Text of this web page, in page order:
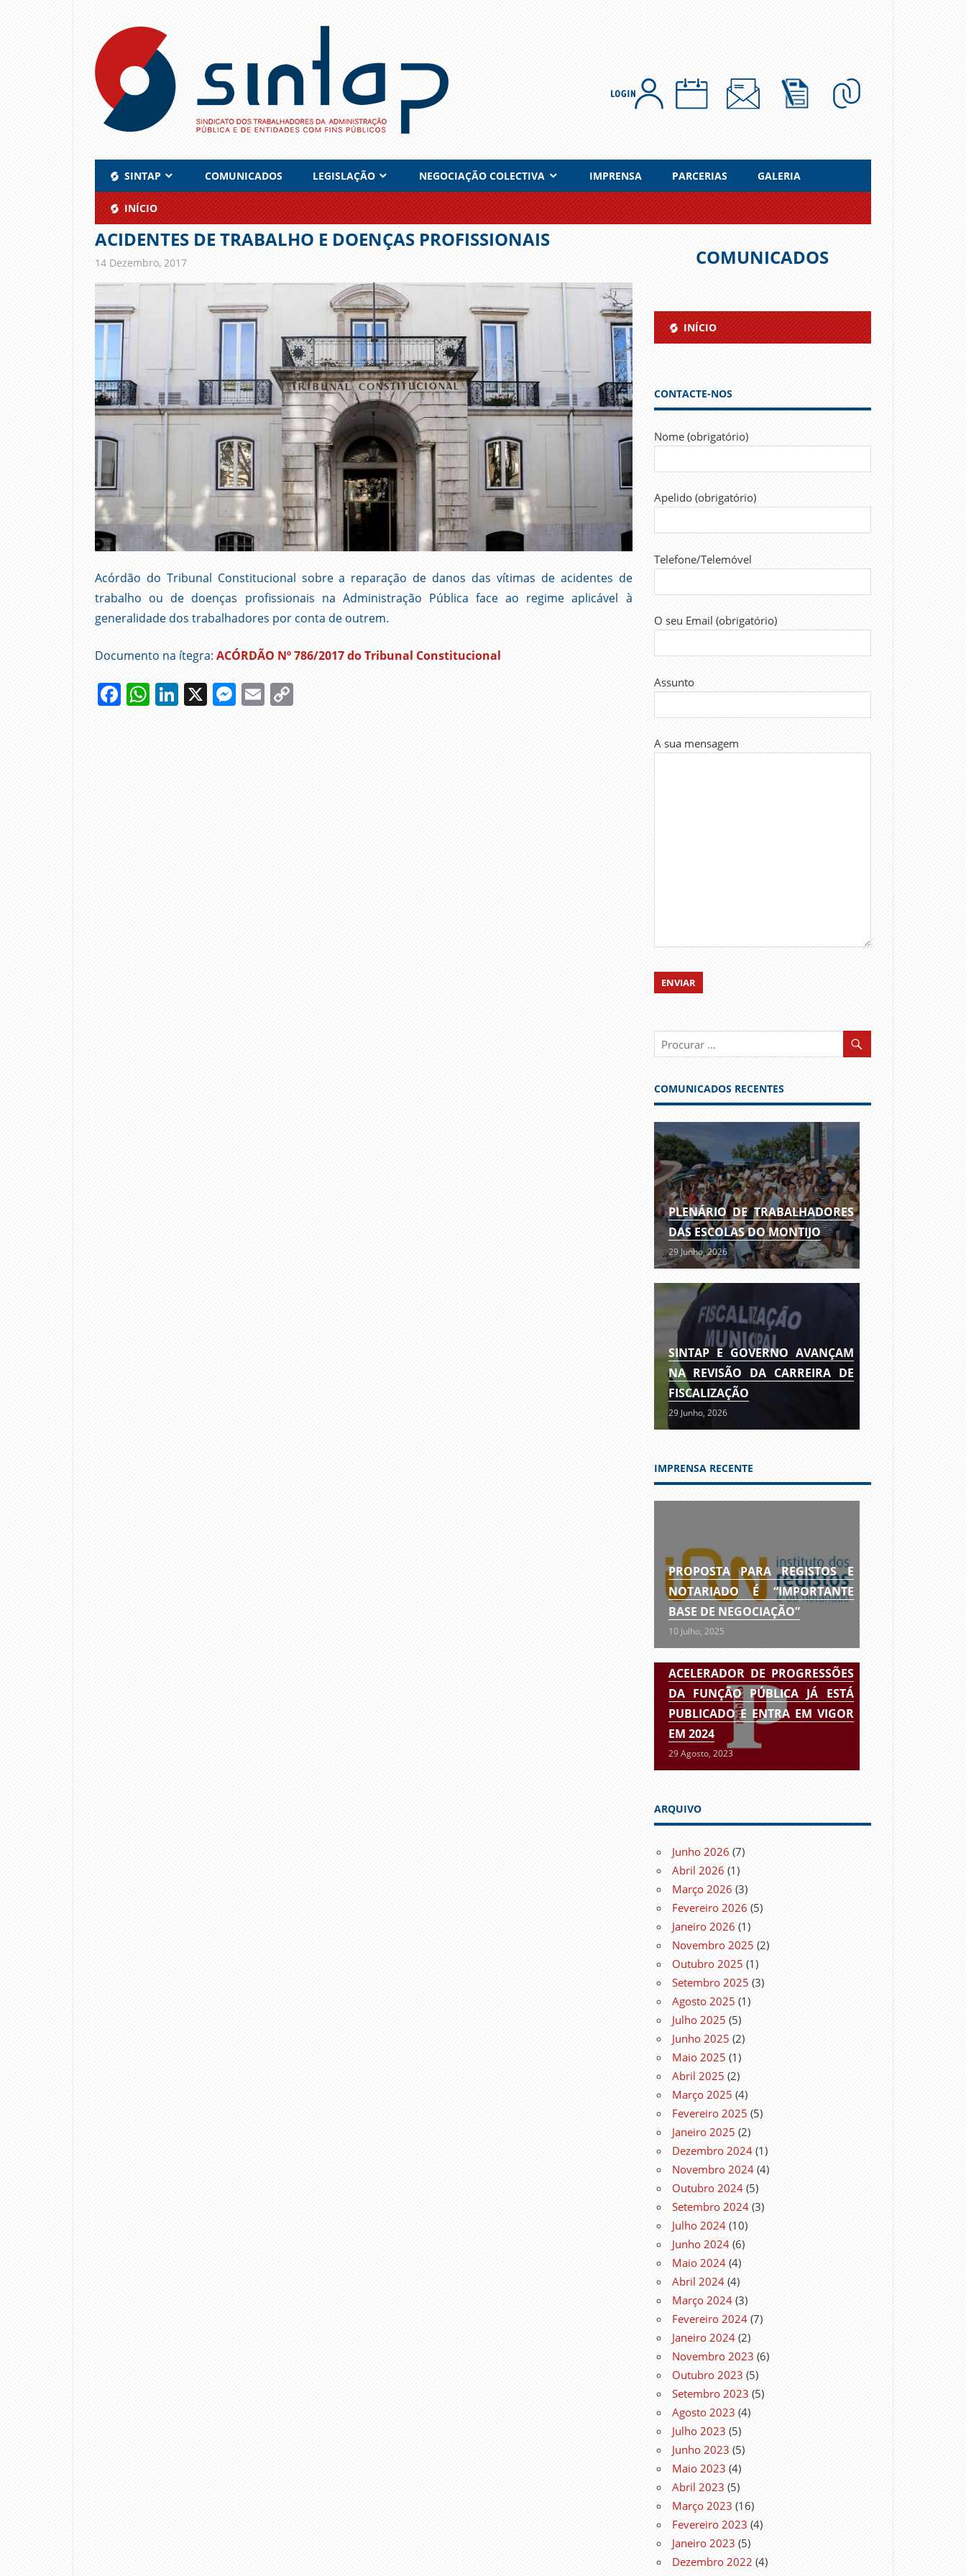
content
SINTAP COMUNICADOS LEGISLAÇÃO NEGOCIAÇÃO COLECTIVA IMPRENSA PARCERIAS GALERIA
INÍCIO
ACIDENTES DE TRABALHO E DOENÇAS PROFISSIONAIS
14 Dezembro, 2017
Acórdão do Tribunal Constitucional sobre a reparação de danos das vítimas de acidentes de
trabalho ou de doenças profissionais na Administração Pública face ao regime aplicável à
generalidade dos trabalhadores por conta de outrem.
Documento na ítegra:ACÓRDÃO Nº 786/2017 do Tribunal Constitucional
Facebook
WhatsApp
LinkedIn
X Messenger
Email
COMUNICADOS
INÍCIO
CONTACTE-NOS
Nome (obrigatório)
Apelido (obrigatório)
Telefone/Telemóvel
O seu Email (obrigatório)
Assunto
A sua mensagem
COMUNICADOS RECENTES
PLENÁRIO DE TRABALHADORES
DAS ESCOLAS DO MONTIJO
29 Junho, 2026
SINTAP E GOVERNO AVANÇAM
NA REVISÃO DA CARREIRA DE
FISCALIZAÇÃO
29 Junho, 2026
IMPRENSA RECENTE
PROPOSTA PARA REGISTOS E
NOTARIADO É “IMPORTANTE
BASE DE NEGOCIAÇÃO”
10 Julho, 2025
ACELERADOR DE PROGRESSÕES
DA FUNÇÃO PÚBLICA JÁ ESTÁ
PUBLICADO E ENTRA EM VIGOR
EM 2024
29 Agosto, 2023
ARQUIVO
Junho 2026 (7)
Abril 2026 (1)
Março 2026 (3)
Fevereiro 2026 (5)
Janeiro 2026 (1)
Novembro 2025 (2)
Outubro 2025 (1)
Setembro 2025 (3)
Agosto 2025 (1)
Julho 2025 (5)
Junho 2025 (2)
Maio 2025 (1)
Abril 2025 (2)
Março 2025 (4)
Fevereiro 2025 (5)
Janeiro 2025 (2)
Dezembro 2024 (1)
Novembro 2024 (4)
Outubro 2024 (5)
Setembro 2024 (3)
Julho 2024 (10)
Junho 2024 (6)
Maio 2024 (4)
Abril 2024 (4)
Março 2024 (3)
Fevereiro 2024 (7)
Janeiro 2024 (2)
Novembro 2023 (6)
Outubro 2023 (5)
Setembro 2023 (5)
Agosto 2023 (4)
Julho 2023 (5)
Junho 2023 (5)
Maio 2023 (4)
Abril 2023 (5)
Março 2023 (16)
Fevereiro 2023 (4)
Janeiro 2023 (5)
Dezembro 2022 (4)